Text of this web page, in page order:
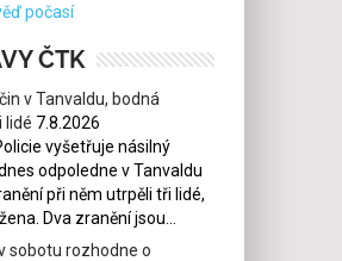
počasí
ČTK
v Tanvaldu, bodná
lidé 7.8.2026
vyšetřuje násilný
odpoledne v Tanvaldu
při něm utrpěli tři lidé,
Dva zranění jsou...
sobotu rozhodne o